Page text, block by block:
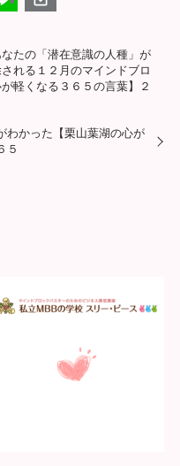
たの「潜在意識の人種」が
れる１２月のマインドブロ
軽くなる３６５の言葉】２
わかった【栗山葉湖の心が
５